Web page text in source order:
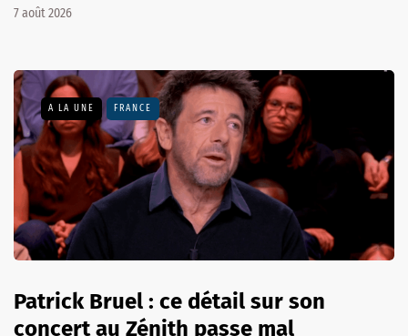
7 août 2026
A LA UNE FRANCE
Patrick Bruel : ce détail sur son
concert au Zénith passe mal